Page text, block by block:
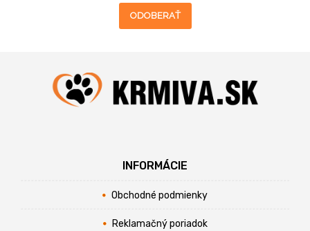
ODOBERAŤ
INFORMÁCIE
Obchodné podmienky
Reklamačný poriadok